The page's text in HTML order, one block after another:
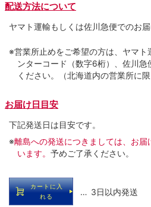
配送方法について
ヤマト運輸もしくは佐川急便でのお届
※営業所止めをご希望の方は、ヤマト
ンターコード（数字6桁）、佐川
ください。（北海道内の営業所に限
お届け日目安
下記発送日は目安です。
※離島への発送につきましては、お
います。 予めご了承ください。
カートに入
れる
… 3日以内発送